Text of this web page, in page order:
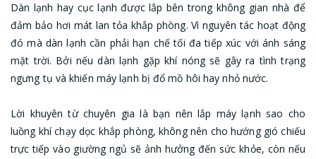
Dàn lạnh hay cục lạnh được lắp bên trong không gian nhà để
đảm bảo hơi mát lan tỏa khắp phòng. Vì nguyên tác hoạt động
đó mà dàn lạnh cần phải hạn chế tối đa tiếp xúc với ánh sáng
mặt trời. Bởi nếu dàn lạnh gặp khí nóng sẽ gây ra tình trạng
ngưng tụ và khiến máy lạnh bị đổ mồ hôi hay nhỏ nước.
Lời khuyên từ chuyên gia là bạn nên lắp máy lạnh sao cho
luồng khí chạy dọc khắp phòng, không nên cho hướng gió chiếu
trực tiếp vào giường ngủ sẽ ảnh hưởng đến sức khỏe, còn nếu